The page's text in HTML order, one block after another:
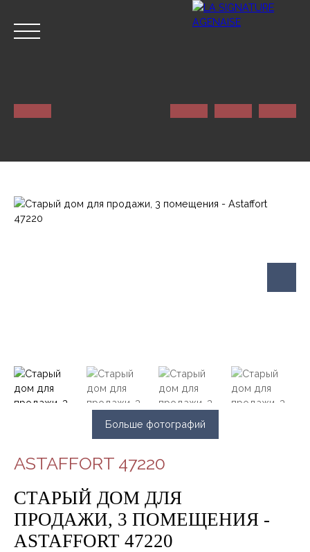
Оценивать
Больше фотографий
ASTAFFORT 47220
СТАРЫЙ ДОМ ДЛЯ
ПРОДАЖИ, 3 ПОМЕЩЕНИЯ -
ASTAFFORT 47220